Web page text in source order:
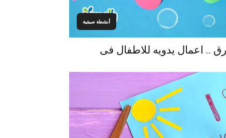
أنشطة صيفية
.. اعمال يدويه للاطفال فى